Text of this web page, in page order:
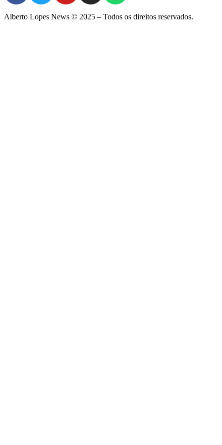
Alberto Lopes News © 2025 – Todos os direitos reservados.